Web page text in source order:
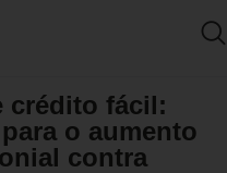
crédito fácil:
o aumento
contra